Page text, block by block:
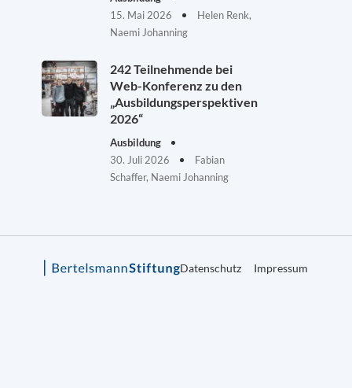
15. Mai 2026
Helen Renk,
Naemi Johanning
242 Teilnehmende bei
Web-Konferenz zu den
„Ausbildungsperspektiven
2026“
Ausbildung
30. Juli 2026
Fabian
Schaffer, Naemi Johanning
Datenschutz Impressum